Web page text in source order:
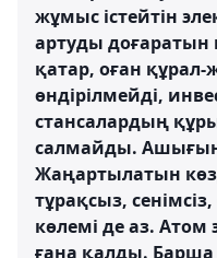
жұмыс істейтін
артуды доғаратын
қатар, оған
өндірілмейді,
стансалардың
салмайды.
Жаңартылатын
тұрақсыз,
көлемі де аз. Атом
ғана қалды. Барша